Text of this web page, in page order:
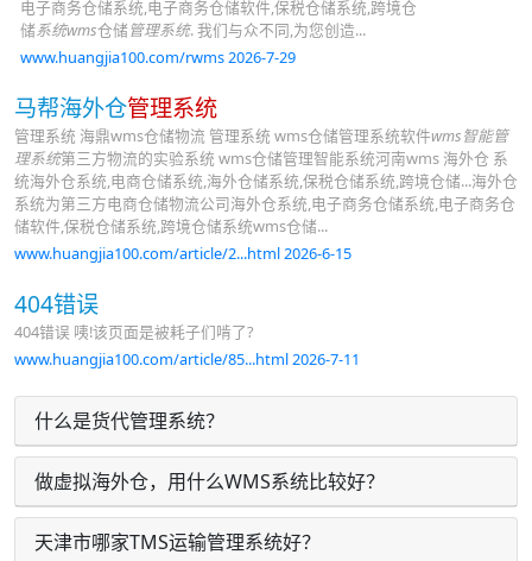
电子商务仓储系统,电子商务仓储软件,保税仓储系统,跨境仓
储系统wms仓储管理系统. 我们与众不同,为您创造...
www.huangjia100.com/rwms 2026-7-29
马帮海外仓管理系统
管理系统 海鼎wms仓储物流 管理系统 wms仓储管理系统软件wms智能管
理系统第三方物流的实验系统 wms仓储管理智能系统河南wms 海外仓 系
统海外仓系统,电商仓储系统,海外仓储系统,保税仓储系统,跨境仓储...海外仓
系统为第三方电商仓储物流公司海外仓系统,电子商务仓储系统,电子商务仓
储软件,保税仓储系统,跨境仓储系统wms仓储...
www.huangjia100.com/article/2...html 2026-6-15
404错误
404错误 咦!该页面是被耗子们啃了?
www.huangjia100.com/article/85...html 2026-7-11
什么是货代管理系统？
做虚拟海外仓，用什么WMS系统比较好？
天津市哪家TMS运输管理系统好？